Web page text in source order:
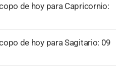
de hoy para Capricornio:
de hoy para Sagitario: 09